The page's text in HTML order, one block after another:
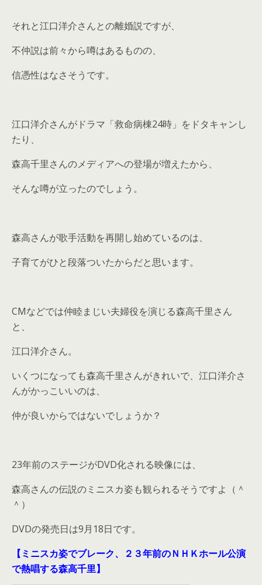
それと江口洋介さんとの離婚説ですが、
不仲説は前々から噂はあるものの、
信憑性はなさそうです。
江口洋介さんがドラマ「救命病棟24時」をドタキャンし
たり、
森高千里さんのメディアへの登場が増えたから、
そんな噂が立ったのでしょう。
森高さんが歌手活動を再開し始めているのは、
子育てがひと段落ついたからだと思います。
CMなどでは仲睦まじい夫婦役を演じる森高千里さん
と、
江口洋介さん。
いくつになっても森高千里さんがきれいで、江口洋介さ
んがかっこいいのは、
仲が良いからではないでしょうか？
23年前のステージがDVD化される映像には、
森高さんの伝説のミニスカ姿も観られるそうですよ（＾
＾）
DVDの発売日は9月18日です。
【ミニスカ姿でブレーク、２３年前のＮＨＫホール公演
で熱唱する森高千里】